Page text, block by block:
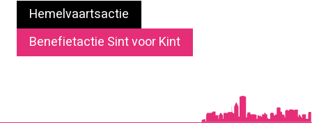
Hemelvaartsactie
Benefietactie Sint voor Kint